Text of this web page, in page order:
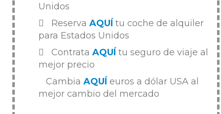
Unidos
Reserva AQUÍ tu coche de alquiler
para Estados Unidos
Contrata AQUÍ tu seguro de viaje al
mejor precio
Cambia AQUÍ euros a dólar USA al
mejor cambio del mercado